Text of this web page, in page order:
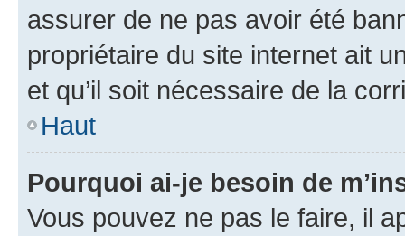
assurer de ne pas avoir été
propriétaire du site internet ait
et qu’il soit nécessaire de la
Haut
Pourquoi ai-je besoin de
Vous pouvez ne pas le faire, il